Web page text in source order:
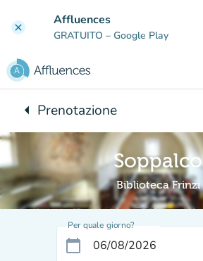
clear Affluences
GRATUITO – Google Play
arrow_leftTorna a:
Prenotazione
Soppalco
Biblioteca Frinzi
Per quale giorno?
calendar_today